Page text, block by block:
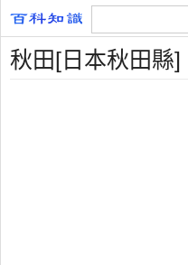
秋田[日本秋田縣]